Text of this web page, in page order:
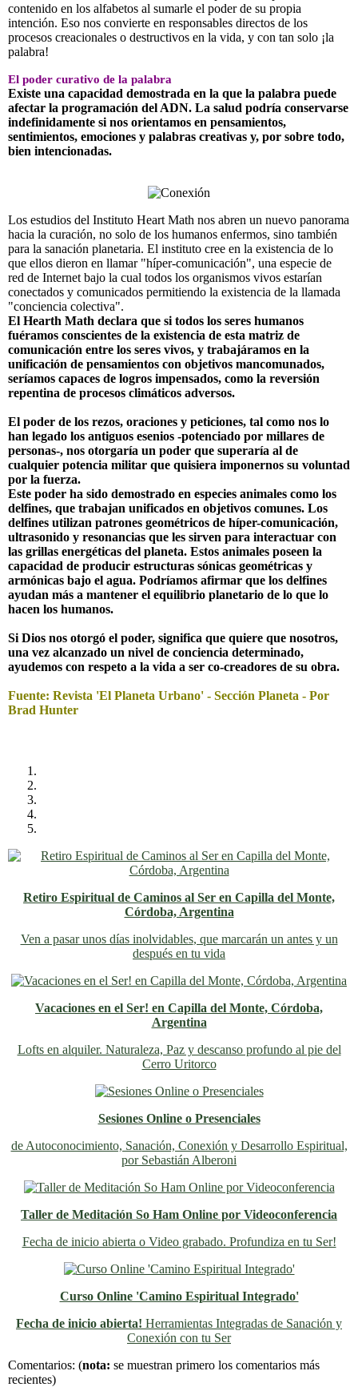
contenido en los alfabetos al sumarle el poder de su propia
intención. Eso nos convierte en responsables directos de los
procesos creacionales o destructivos en la vida, y con tan solo ¡la
palabra!
El poder curativo de la palabra
Existe una capacidad demostrada en la que la palabra puede
afectar la programación del ADN. La salud podría conservarse
indefinidamente si nos orientamos en pensamientos,
sentimientos, emociones y palabras creativas y, por sobre todo,
bien intencionadas.
Los estudios del Instituto Heart Math nos abren un nuevo panorama
hacia la curación, no solo de los humanos enfermos, sino también
para la sanación planetaria. El instituto cree en la existencia de lo
que ellos dieron en llamar "híper-comunicación", una especie de
red de Internet bajo la cual todos los organismos vivos estarían
conectados y comunicados permitiendo la existencia de la llamada
"conciencia colectiva".
El Hearth Math declara que si todos los seres humanos
fuéramos conscientes de la existencia de esta matriz de
comunicación entre los seres vivos, y trabajáramos en la
unificación de pensamientos con objetivos mancomunados,
seríamos capaces de logros impensados, como la reversión
repentina de procesos climáticos adversos.
El poder de los rezos, oraciones y peticiones, tal como nos lo
han legado los antiguos esenios -potenciado por millares de
personas-, nos otorgaría un poder que superaría al de
cualquier potencia militar que quisiera imponernos su voluntad
por la fuerza.
Este poder ha sido demostrado en especies animales como los
delfines, que trabajan unificados en objetivos comunes. Los
delfines utilizan patrones geométricos de híper-comunicación,
ultrasonido y resonancias que les sirven para interactuar con
las grillas energéticas del planeta. Estos animales poseen la
capacidad de producir estructuras sónicas geométricas y
armónicas bajo el agua. Podríamos afirmar que los delfines
ayudan más a mantener el equilibrio planetario de lo que lo
hacen los humanos.
Si Dios nos otorgó el poder, significa que quiere que nosotros,
una vez alcanzado un nivel de conciencia determinado,
ayudemos con respeto a la vida a ser co-creadores de su obra.
Fuente: Revista 'El Planeta Urbano' - Sección Planeta - Por
Brad Hunter
Retiro Espiritual de Caminos al Ser en Capilla del Monte,
Córdoba, Argentina
Ven a pasar unos días inolvidables, que marcarán un antes y un
después en tu vida
Vacaciones en el Ser! en Capilla del Monte, Córdoba,
Argentina
Lofts en alquiler. Naturaleza, Paz y descanso profundo al pie del
Cerro Uritorco
Sesiones Online o Presenciales
de Autoconocimiento, Sanación, Conexión y Desarrollo Espiritual,
por Sebastián Alberoni
Taller de Meditación So Ham Online por Videoconferencia
Fecha de inicio abierta o Video grabado. Profundiza en tu Ser!
Curso Online 'Camino Espiritual Integrado'
Fecha de inicio abierta! Herramientas Integradas de Sanación y
Conexión con tu Ser
Previo
Siguiente
Comentarios: (nota: se muestran primero los comentarios más
recientes)